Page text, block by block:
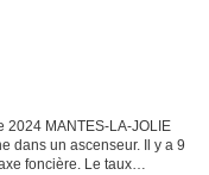
MANTES-LA-JOLIE
dans un ascenseur. Il y a 9
foncière. Le taux